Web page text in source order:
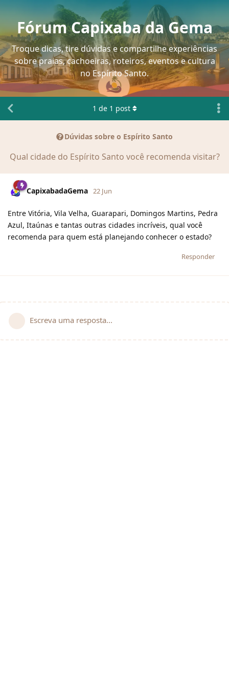
Fórum Capixaba da Gema
Troque dicas, tire dúvidas e compartilhe experiências
sobre praias, cachoeiras, roteiros, eventos e cultura
no Espírito Santo.
Dúvidas sobre o Espírito Santo
Qual cidade do Espírito Santo você recomenda visitar?
1 de 1 post
CapixabadaGema 22 Jun
Entre Vitória, Vila Velha, Guarapari, Domingos Martins, Pedra
Azul, Itaúnas e tantas outras cidades incríveis, qual você
recomenda para quem está planejando conhecer o estado?
Responder
Escreva uma resposta...